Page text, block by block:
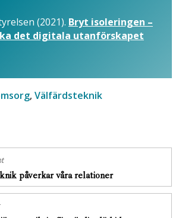
(2021). Bryt isoleringen –
det digitala utanförskapet
, Välfärdsteknik
påverkar våra relationer